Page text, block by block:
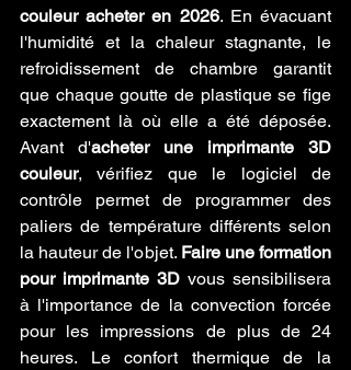
couleur acheter en 2026. En évacuant
l'humidité et la chaleur stagnante, le
refroidissement de chambre garantit
que chaque goutte de plastique se fige
exactement là où elle a été déposée.
Avant d'acheter une imprimante 3D
couleur, vérifiez que le logiciel de
contrôle permet de programmer des
paliers de température différents selon
la hauteur de l'objet. Faire une formation
pour imprimante 3D vous sensibilisera
à l'importance de la convection forcée
pour les impressions de plus de 24
heures. Le confort thermique de la